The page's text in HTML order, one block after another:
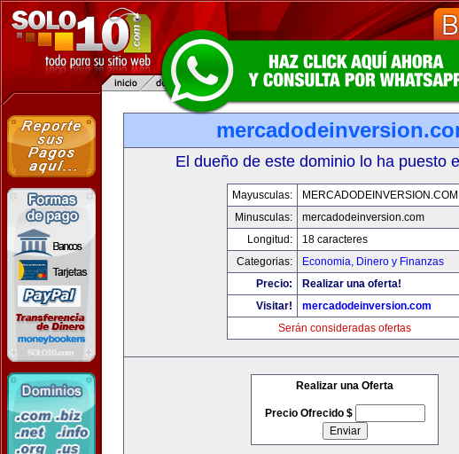
El dueño de este dominio lo ha puesto
Mayusculas:
MERCADODEINVERSION.COM
Minusculas:
mercadodeinversion.com
Longitud:
18 caracteres
Categorias:
Economia, Dinero y Finanzas
Precio:
Realizar una oferta!
Visitar!
mercadodeinversion.com
Serán consideradas ofertas
Realizar una Oferta
Precio Ofrecido $